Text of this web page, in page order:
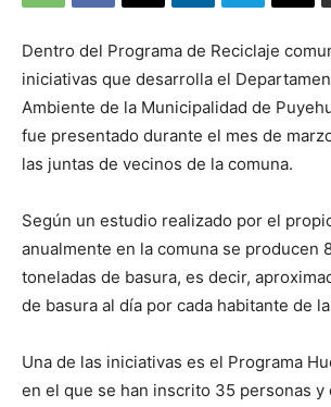
Dentro del Programa de Reciclaje
iniciativas que desarrolla el
Ambiente de la Municipalidad de
fue presentado durante el mes de
las juntas de vecinos de la comuna.
Según un estudio realizado por el
anualmente en la comuna se producen
toneladas de basura, es decir,
de basura al día por cada habitante de
Una de las iniciativas es el Programa
en el que se han inscrito 35 personas y